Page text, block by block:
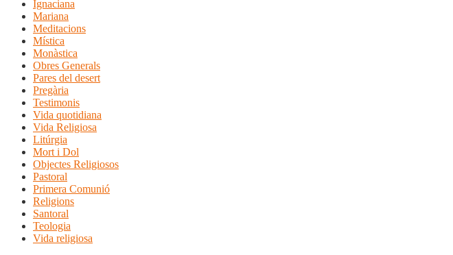
Ignaciana
Mariana
Meditacions
Mística
Monàstica
Obres Generals
Pares del desert
Pregària
Testimonis
Vida quotidiana
Vida Religiosa
Litúrgia
Mort i Dol
Objectes Religiosos
Pastoral
Primera Comunió
Religions
Santoral
Teologia
Vida religiosa